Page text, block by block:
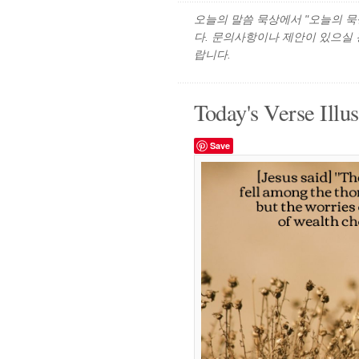
오늘의 말씀 묵상에서 "오늘의
다. 문의사항이나 제안이 있으실
랍니다.
Today's Verse
Save